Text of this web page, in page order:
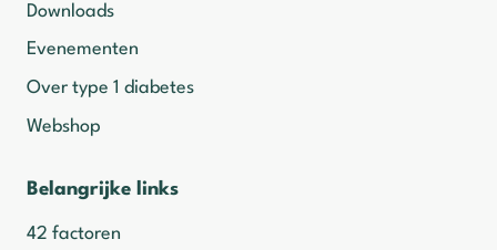
Downloads
Evenementen
Over type 1 diabetes
Webshop
Belangrijke links
42 factoren